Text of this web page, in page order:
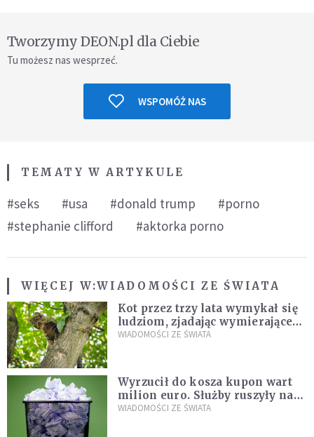
Tworzymy DEON.pl dla Ciebie
Tu możesz nas wesprzeć.
WSPOMÓŻ NAS
TEMATY W ARTYKULE
#seks #usa #donald trump
#porno
#stephanie clifford
#aktorka porno
WIĘCEJ W:WIADOMOŚCI ZE ŚWIATA
Kot przez trzy lata wymykał się
ludziom, zjadając wymierające
kaczki. W końcu popełnił
WIADOMOŚCI ZE ŚWIATA
Wyrzucił do kosza kupon wart
milion euro. Służby ruszyły na
poszukiwania
WIADOMOŚCI ZE ŚWIATA